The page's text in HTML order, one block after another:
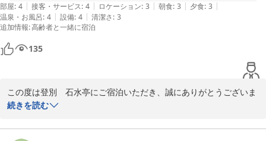
部屋: 4 | 接客・サービス: 4 | ロケーション: 3 | 朝食: 3 | 夕食: 3 |
温泉・お風呂: 4 | 設備: 4 | 清潔さ: 3
追加情報:高齢者と一緒に宿泊
135
この度は登別　石水亭にご宿泊いただき、誠にありがとうございま
した。
温泉や当施設自慢のお食事をご堪能いただけたとのこと、大変嬉し
続きを読む